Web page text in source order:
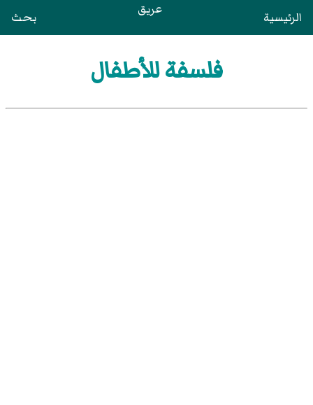
الرئيسية عريق بحث
فلسفة للأطفال